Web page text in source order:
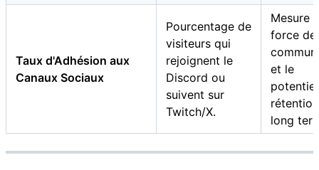
Taux d'Adhésion aux
Canaux Sociaux
Pourcentage de
visiteurs qui
rejoignent le
Discord ou
suivent sur
Twitch/X.
Mesure
force de
et le
long